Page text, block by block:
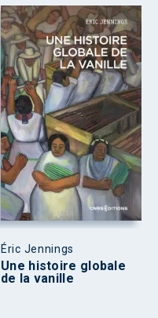
Éric Jennings
Une histoire globale
de la vanille